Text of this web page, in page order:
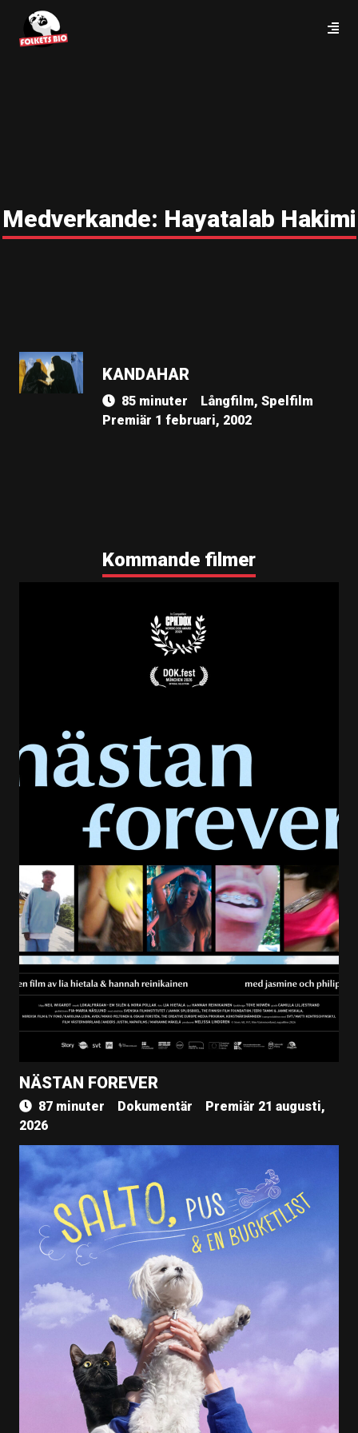
Medverkande: Hayatalab Hakimi
KANDAHAR
85 minuter
Långfilm, Spelfilm
Premiär 1 februari, 2002
Kommande filmer
NÄSTAN FOREVER
87 minuter Dokumentär
Premiär 21 augusti,
2026